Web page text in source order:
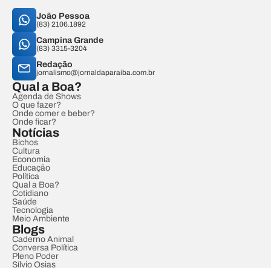
João Pessoa
(83) 2106.1892
Campina Grande
(83) 3315-3204
Redação
jornalismo@jornaldaparaiba.com.br
Qual a Boa?
Agenda de Shows
O que fazer?
Onde comer e beber?
Onde ficar?
Notícias
Bichos
Cultura
Economia
Educação
Política
Qual a Boa?
Cotidiano
Saúde
Tecnologia
Meio Ambiente
Blogs
Caderno Animal
Conversa Política
Pleno Poder
Sílvio Osias